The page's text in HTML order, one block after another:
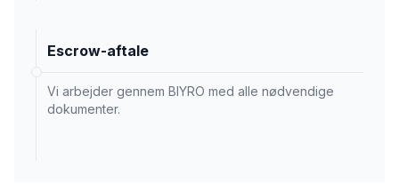
Escrow-aftale
Vi arbejder gennem BIYRO med alle nødvendige
dokumenter.